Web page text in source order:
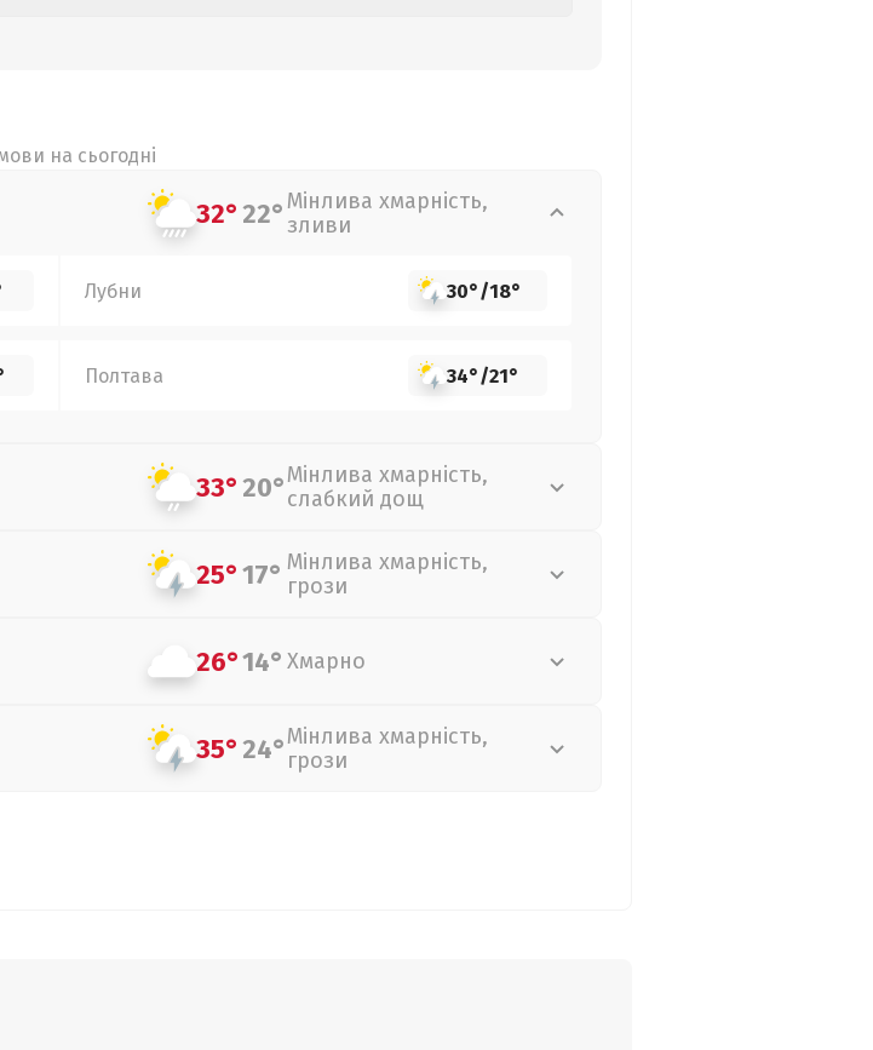
на сьогодні
32°22°Мінлива хмарність,
зливи
Лубни 30°/18°
Полтава 34°/21°
33°20°Мінлива хмарність,
слабкий дощ
25°17° Мінлива хмарність,
грози
26°14° Хмарно
35°24°Мінлива хмарність,
грози